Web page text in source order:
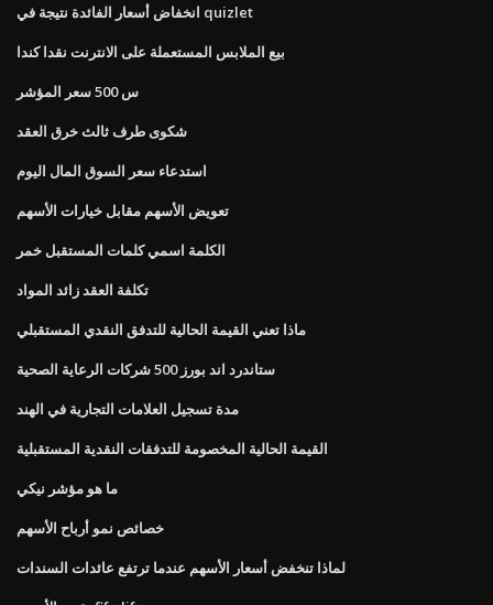
انخفاض أسعار الفائدة نتيجة في quizlet
بيع الملابس المستعملة على الانترنت نقدا كندا
س 500 سعر المؤشر
شكوى طرف ثالث خرق العقد
استدعاء سعر السوق المال اليوم
تعويض الأسهم مقابل خيارات الأسهم
الكلمة اسمي كلمات المستقبل خمر
تكلفة العقد زائد المواد
ماذا تعني القيمة الحالية للتدفق النقدي المستقبلي
ستاندرد اند بورز 500 شركات الرعاية الصحية
مدة تسجيل العلامات التجارية في الهند
القيمة الحالية المخصومة للتدفقات النقدية المستقبلية
ما هو مؤشر نيكي
خصائص نمو أرباح الأسهم
لماذا تنخفض أسعار الأسهم عندما ترتفع عائدات السندات